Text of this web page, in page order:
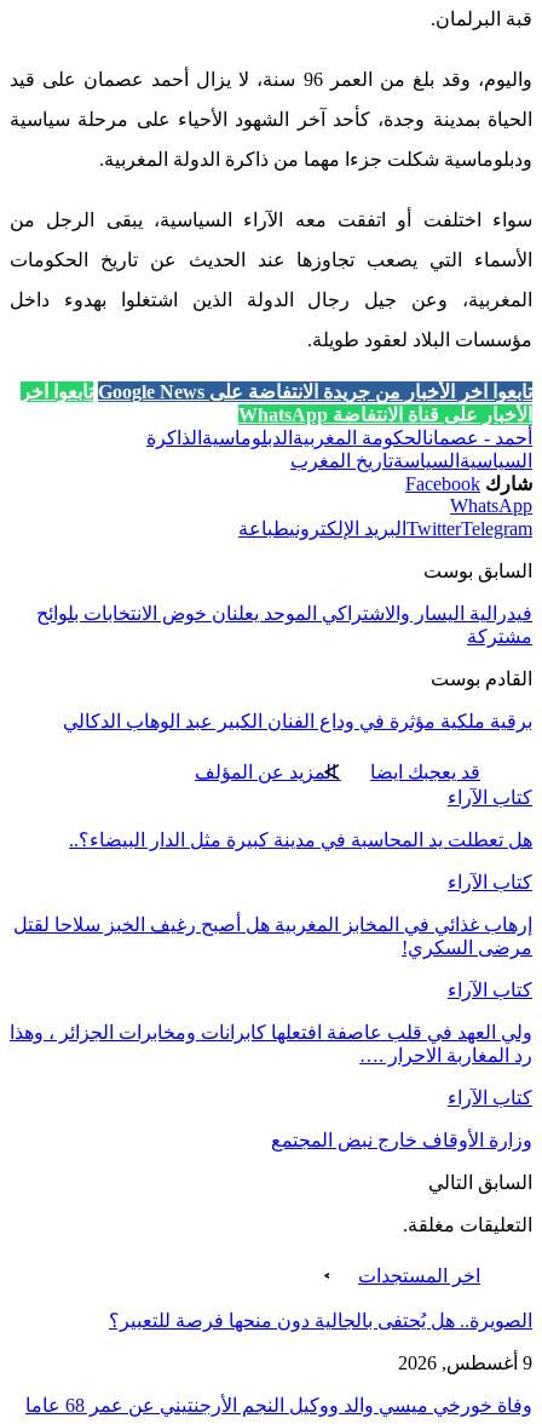
قبة البرلمان.
واليوم، وقد بلغ من العمر 96 سنة، لا يزال أحمد عصمان على قيد
الحياة بمدينة وجدة، كأحد آخر الشهود الأحياء على مرحلة سياسية
ودبلوماسية شكلت جزءا مهما من ذاكرة الدولة المغربية.
سواء اختلفت أو اتفقت معه الآراء السياسية، يبقى الرجل من
الأسماء التي يصعب تجاوزها عند الحديث عن تاريخ الحكومات
المغربية، وعن جيل رجال الدولة الذين اشتغلوا بهدوء داخل
مؤسسات البلاد لعقود طويلة.
تابعوا آخر الأخبار من جريدة الانتفاضة على Google News
تابعوا آخر
الأخبار على قناة الانتفاضة WhatsApp
أحمد - عصمانالحكومة المغربية الدبلوماسية الذاكرة
السياسية السياسةتاريخ المغرب
شارك Facebook
WhatsApp
TwitterTelegram البريد الإلكترونيطباعة
السابق بوست
فيدرالية اليسار والاشتراكي الموحد يعلنان خوض الانتخابات بلوائح
مشتركة
القادم بوست
برقية ملكية مؤثرة في وداع الفنان الكبير عبد الوهاب الدكالي
قد يعجبك ايضا
المزيد عن المؤلف
كتاب الآراء
هل تعطلت يد المحاسبة في مدينة كبيرة مثل الدار البيضاء؟..
كتاب الآراء
إرهاب غذائي في المخابز المغربية هل أصبح رغيف الخبز سلاحا لقتل
مرضى السكري!
كتاب الآراء
ولي العهد في قلب عاصفة افتعلها كابرانات ومخابرات الجزائر ، وهذا
رد المغاربة الاحرار .…
كتاب الآراء
وزارة الأوقاف خارج نبض المجتمع
السابق التالي
التعليقات مغلقة.
اخر المستجدات
الصويرة.. هل يُحتفى بالجالية دون منحها فرصة للتعبير؟
9 أغسطس, 2026
وفاة خورخي ميسي والد ووكيل النجم الأرجنتيني عن عمر 68 عاما